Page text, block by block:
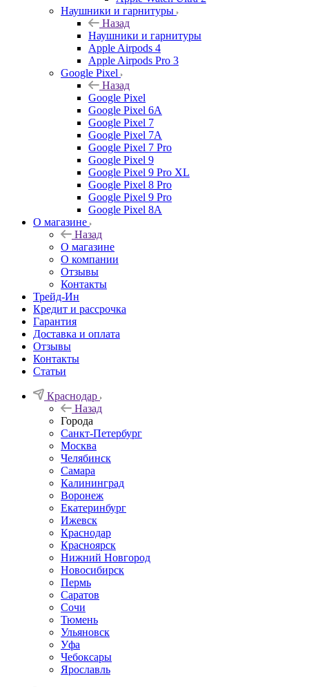
Наушники и гарнитуры
Назад
Наушники и гарнитуры
Apple Airpods 4
Apple Airpods Pro 3
Google Pixel
Назад
Google Pixel
Google Pixel 6A
Google Pixel 7
Google Pixel 7А
Google Pixel 7 Pro
Google Pixel 9
Google Pixel 9 Pro XL
Google Pixel 8 Pro
Google Pixel 9 Pro
Google Pixel 8A
О магазине
Назад
О магазине
О компании
Отзывы
Контакты
Трейд-Ин
Кредит и рассрочка
Гарантия
Доставка и оплата
Отзывы
Контакты
Статьи
Краснодар
Назад
Города
Санкт-Петербург
Москва
Челябинск
Самара
Калининград
Воронеж
Екатеринбург
Ижевск
Краснодар
Красноярск
Нижний Новгород
Новосибирск
Пермь
Саратов
Сочи
Тюмень
Ульяновск
Уфа
Чебоксары
Ярославль